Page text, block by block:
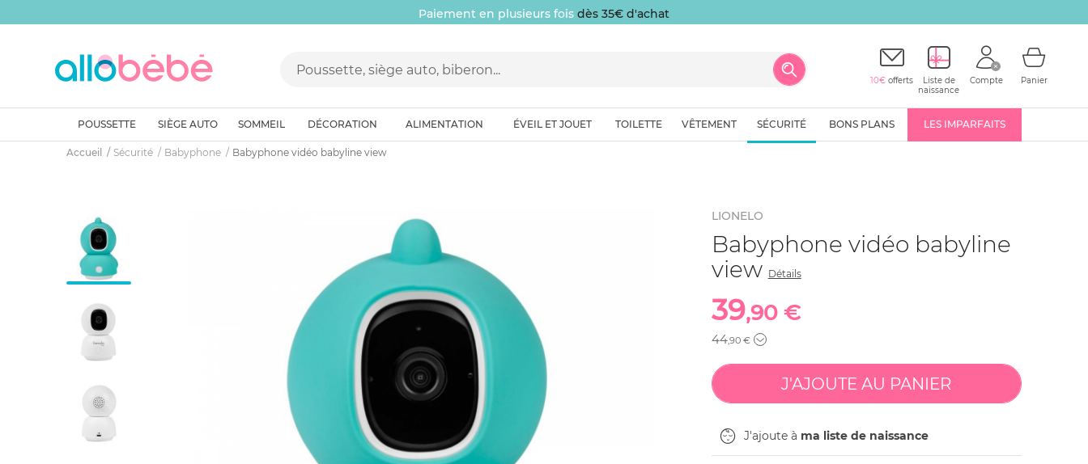
Paiement en plusieurs fois dès 35€ d'achat
10€ offerts
Liste de
naissance
Compte Panier
POUSSETTE SIÈGE AUTO SOMMEIL DÉCORATION ALIMENTATION ÉVEIL ET JOUET TOILETTE VÊTEMENT SÉCURITÉ BONS PLANS LES IMPARFAITS
Accueil Sécurité Babyphone Babyphone vidéo babyline view
LIONELO
Babyphone vidéo babyline
view Détails
39,90 €
44,90 €
J'ajoute à ma liste de naissance